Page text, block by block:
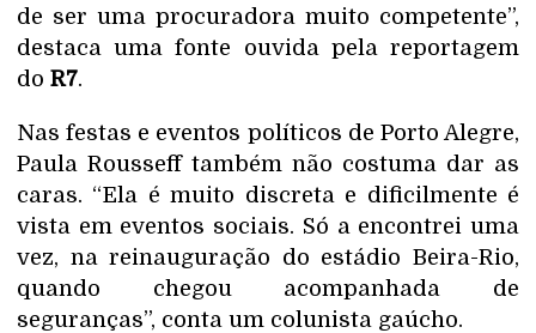
de ser uma procuradora muito competente”,
destaca uma fonte ouvida pela reportagem
do R7.
Nas festas e eventos políticos de Porto Alegre,
Paula Rousseff também não costuma dar as
caras. “Ela é muito discreta e dificilmente é
vista em eventos sociais. Só a encontrei uma
vez, na reinauguração do estádio Beira-Rio,
quando chegou acompanhada de
seguranças”, conta um colunista gaúcho.